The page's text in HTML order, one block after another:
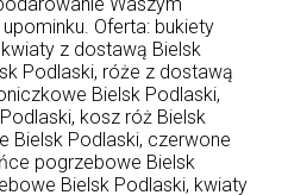
Oferta: bukiety
z dostawą Bielsk
Podlaski, róże z dostawą
Bielsk Podlaski,
kosz róż Bielsk
Bielsk Podlaski, czerwone
pogrzebowe Bielsk
Bielsk Podlaski, kwiaty